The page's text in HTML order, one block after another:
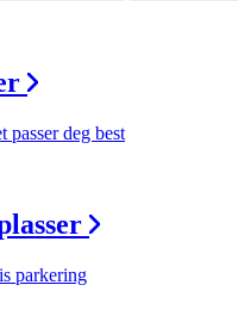
passer deg best
parkering